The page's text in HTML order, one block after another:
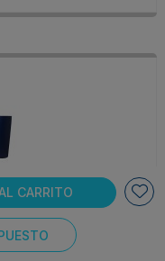
CARRITO
VTX-09937
Azul royal